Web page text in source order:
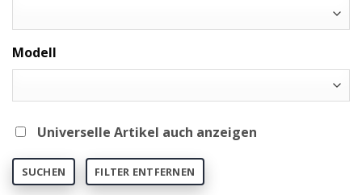
Modell
Universelle Artikel auch anzeigen
SUCHEN FILTER ENTFERNEN